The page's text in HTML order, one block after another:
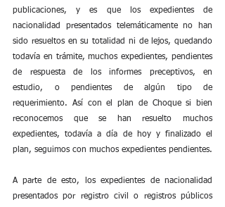
publicaciones, y es que los expedientes de
nacionalidad presentados telemáticamente no han
sido resueltos en su totalidad ni de lejos, quedando
todavía en trámite, muchos expedientes, pendientes
de respuesta de los informes preceptivos, en
estudio, o pendientes de algún tipo de
requerimiento. Así con el plan de Choque si bien
reconocemos que se han resuelto muchos
expedientes, todavía a día de hoy y finalizado el
plan, seguimos con muchos expedientes pendientes.
A parte de esto, los expedientes de nacionalidad
presentados por registro civil o registros públicos